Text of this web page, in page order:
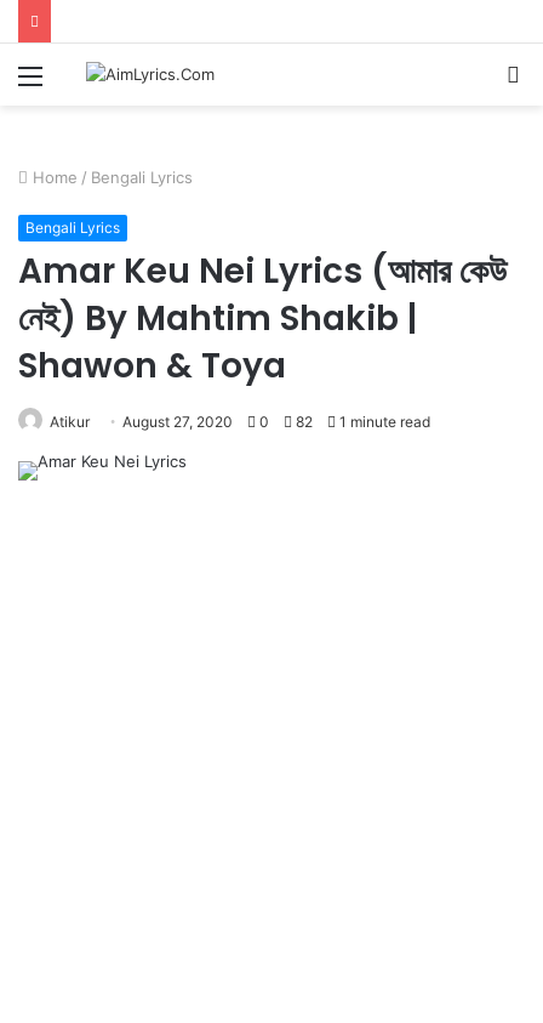
Menu
Home / Bengali Lyrics
Bengali Lyrics
Amar Keu Nei Lyrics (আমার কেউ
নেই) By Mahtim Shakib |
Shawon & Toya
Atikur August 27, 2020 0 82 1 minute read